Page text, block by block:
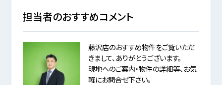
担当者のおすすめコメント
藤沢店のおすすめ物件をご覧いただ
きまして、ありがとうございます。
現地へのご案内・物件の詳細等、お気
軽にお問合せ下さい。